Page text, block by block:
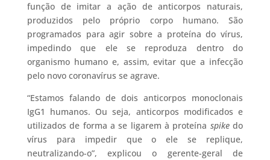
função de imitar a ação de anticorpos naturais,
produzidos pelo próprio corpo humano. São
programados para agir sobre a proteína do vírus,
impedindo que ele se reproduza dentro do
organismo humano e, assim, evitar que a infecção
pelo novo coronavírus se agrave.
“Estamos falando de dois anticorpos monoclonais
IgG1 humanos. Ou seja, anticorpos modificados e
utilizados de forma a se ligarem à proteína spikedo
vírus para impedir que o ele se replique,
neutralizando-o”, explicou o gerente-geral de